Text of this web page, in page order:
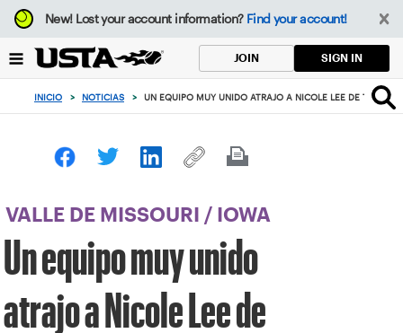
Enfoque
desde
botón
volver
principio
New!Lost your account information? Find your account!
JOIN SIGN IN
INICIO > NOTICIAS > UN EQUIPO MUY UNIDO ATRAJO A NICOLE LEE DE TAIWÁN
VALLE DE MISSOURI / IOWA
Un equipo muy unido
atrajo a Nicole Lee de